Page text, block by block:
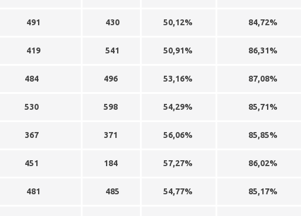
491 430 50,12% 84,72%
419 541 50,91% 86,31%
484 496 53,16% 87,08%
530 598 54,29% 85,71%
367 371 56,06% 85,85%
451 184 57,27% 86,02%
481 485 54,77% 85,17%